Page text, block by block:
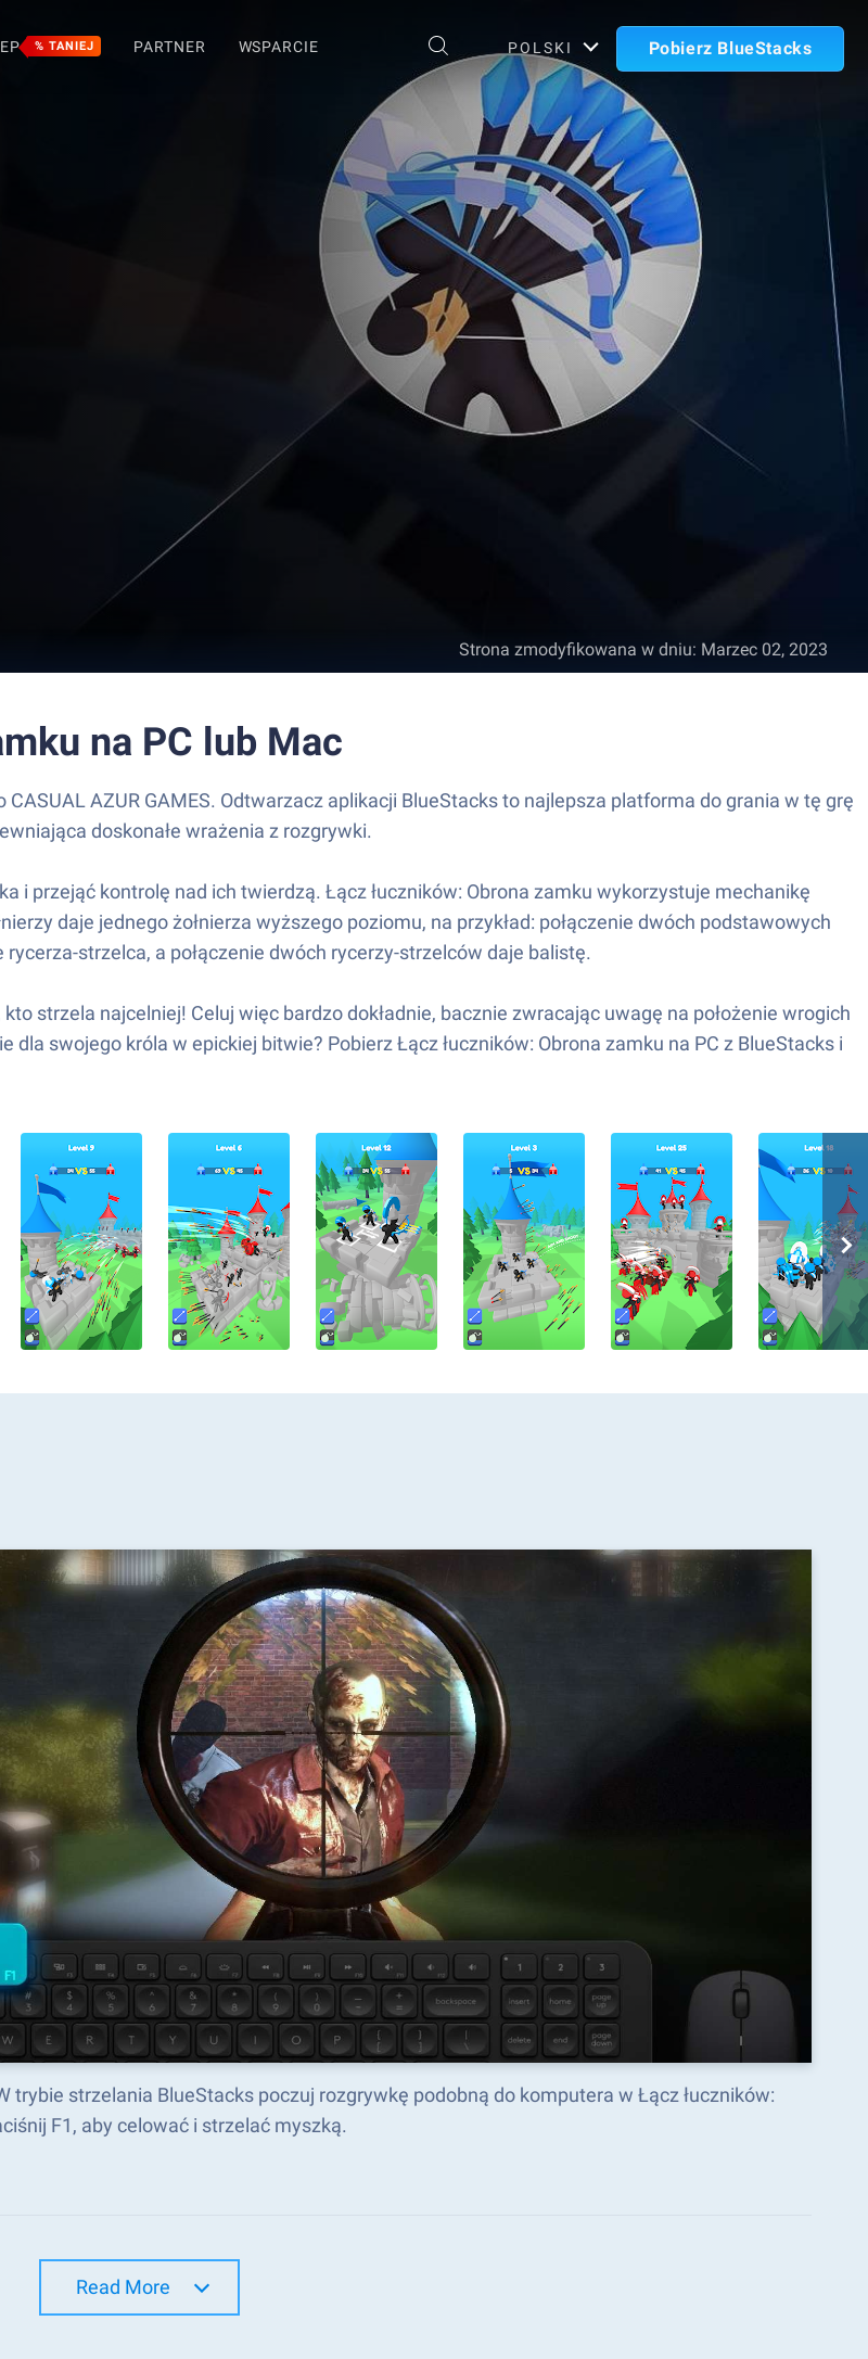
% TANIEJ PARTNER WSPARCIE POLSKI Pobierz BlueStacks
Strona zmodyfikowana w dniu: Marzec 02, 2023
na PC lub Mac
AZUR GAMES. Odtwarzacz aplikacji BlueStacks to najlepsza platforma do grania w tę grę
doskonałe wrażenia z rozgrywki.
i przejąć kontrolę nad ich twierdzą. Łącz łuczników: Obrona zamku wykorzystuje mechanikę
daje jednego żołnierza wyższego poziomu, na przykład: połączenie dwóch podstawowych
strzelca, a połączenie dwóch rycerzy-strzelców daje balistę.
strzela najcelniej! Celuj więc bardzo dokładnie, bacznie zwracając uwagę na położenie wrogich
swojego króla w epickiej bitwie? Pobierz Łącz łuczników: Obrona zamku na PC z BlueStacks i
trybie strzelania BlueStacks poczuj rozgrywkę podobną do komputera w Łącz łuczników:
F1, aby celować i strzelać myszką.
Read More